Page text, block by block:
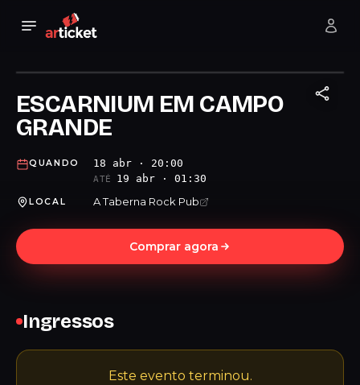
ESCARNIUM EM CAMPO
GRANDE
QUANDO 18 abr · 20:00
ATÉ 19 abr · 01:30
LOCAL A Taberna Rock Pub
Comprar agora
Ingressos
Este evento terminou.